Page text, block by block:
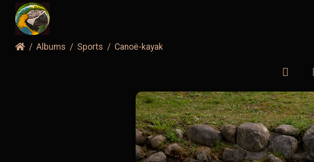
Albums Sports Canoë-kayak